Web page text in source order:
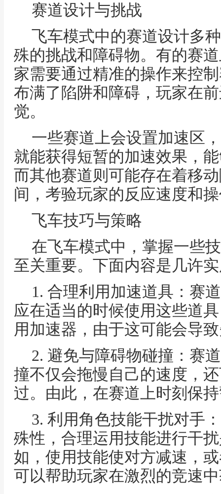
赛道设计与挑战
飞车模式中的赛道设计多
殊的挑战和障碍物。有的赛
家需要通过精准的操作来控
布满了陷阱和障碍，玩家在
觉。
一些赛道上会设置加速区
就能获得短暂的加速效果，
而其他赛道则可能存在着移
间，考验玩家的反应速度和
飞车技巧与策略
在飞车模式中，掌握一些
至关重要。下面内容是几许
1. 合理利用加速道具：赛
应在适当的时候使用这些道
用加速器，由于这可能会导
2. 避免与障碍物碰撞：赛
撞不仅会拖慢自己的速度，
过。由此，在赛道上时刻保
3. 利用角色技能干扰对手
殊性，合理运用技能进行干
如，使用技能使对方减速，
可以帮助玩家在激烈的竞速